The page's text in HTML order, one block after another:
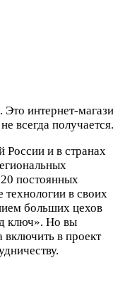
Это интернет-
всегда
России и в странах
постоянных
технологии в своих
больших цехов
ключ». Но вы
в проект